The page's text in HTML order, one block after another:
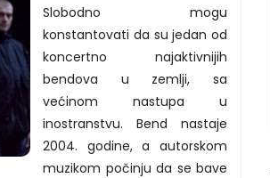
Slobodno mogu
konstantovati da su jedan od
koncertno najaktivnijih
bendova u zemlji, sa
većinom nastupa u
inostranstvu. Bend nastaje
2004. godine, a autorskom
muzikom počinju da se bave